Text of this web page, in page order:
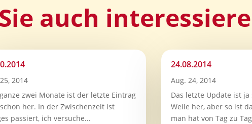
auch
2014
zwei Monate ist der letzte Eintrag
her. In der Zwischenzeit ist
passiert, ich versuche...
24.08.2014
Aug. 24, 2014
Das letzte Update ist ja
Weile her, aber so ist
man hat von Tag zu